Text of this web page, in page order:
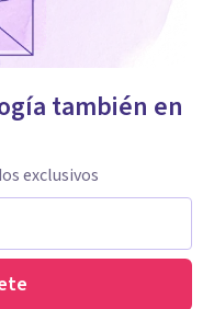
también en
exclusivos